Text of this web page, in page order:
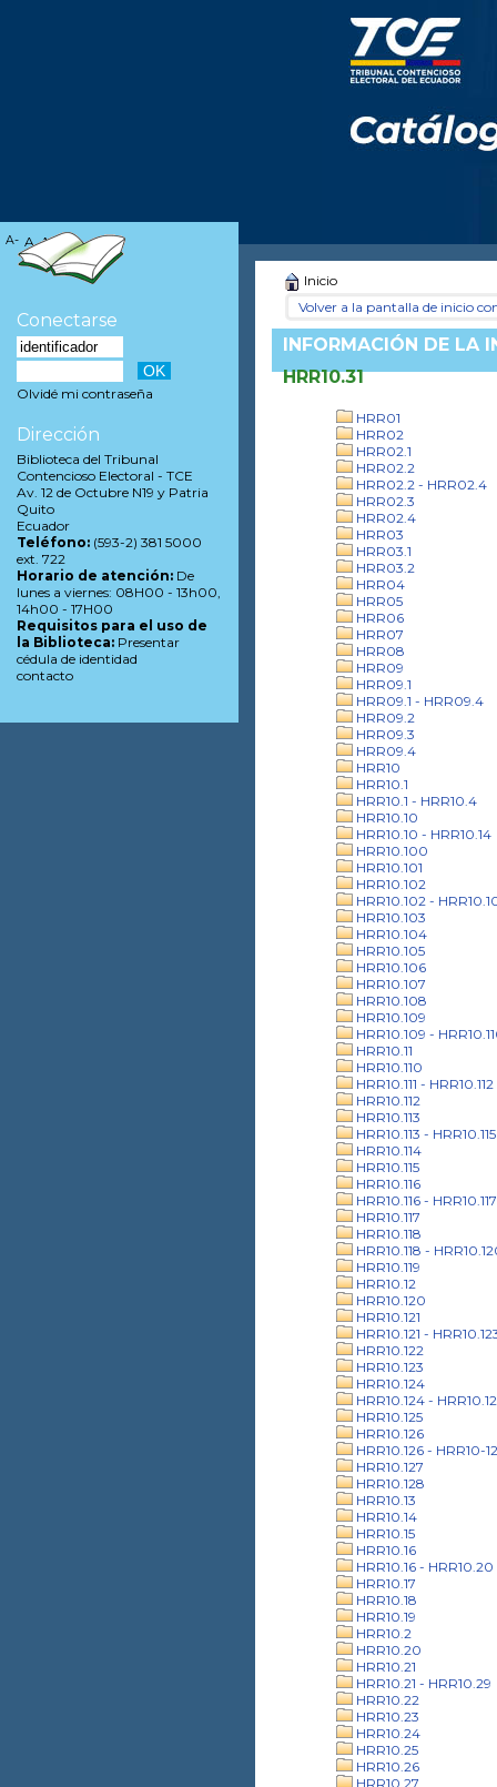
Inicio
Volver a la pantalla de inicio
INFORMACIÓN DE LA
HRR10.31
HRR01
HRR02
HRR02.1
HRR02.2
HRR02.2 - HRR02.4
HRR02.3
HRR02.4
HRR03
HRR03.1
HRR03.2
HRR04
HRR05
HRR06
HRR07
HRR08
HRR09
HRR09.1
HRR09.1 - HRR09.4
HRR09.2
HRR09.3
HRR09.4
HRR10
HRR10.1
HRR10.1 - HRR10.4
HRR10.10
HRR10.10 - HRR10.14
HRR10.100
HRR10.101
HRR10.102
HRR10.102 -
HRR10.103
HRR10.104
HRR10.105
HRR10.106
HRR10.107
HRR10.108
HRR10.109
HRR10.109 -
HRR10.11
HRR10.110
HRR10.111 - HRR10.112
HRR10.112
HRR10.113
HRR10.113 - HRR10.115
HRR10.114
HRR10.115
HRR10.116
HRR10.116 - HRR10.117
HRR10.117
HRR10.118
HRR10.118 -
HRR10.119
HRR10.12
HRR10.120
HRR10.121
HRR10.121 -
HRR10.122
HRR10.123
HRR10.124
HRR10.124 -
HRR10.125
HRR10.126
HRR10.126 - HRR10-
HRR10.127
HRR10.128
HRR10.13
HRR10.14
HRR10.15
HRR10.16
HRR10.16 - HRR10.20
HRR10.17
HRR10.18
HRR10.19
HRR10.2
HRR10.20
HRR10.21
HRR10.21 - HRR10.29
HRR10.22
HRR10.23
HRR10.24
HRR10.25
HRR10.26
HRR10.27
A- A A+
Conectarse
Olvidé mi contraseña
Dirección
Biblioteca del Tribunal
Contencioso Electoral - TCE
Av. 12 de Octubre N19 y Patria
Quito
Ecuador
Teléfono: (593-2) 381 5000
ext. 722
Horario de atención: De
lunes a viernes: 08H00 - 13h00,
14h00 - 17H00
Requisitos para el uso de
la Biblioteca: Presentar
cédula de identidad
contacto